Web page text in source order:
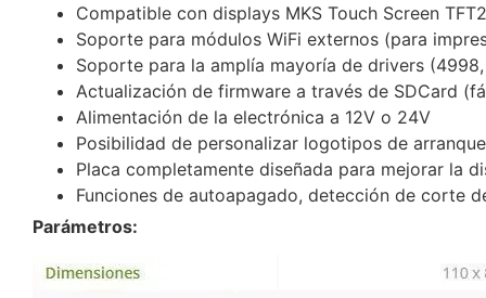
Compatible con displays MKS Touch Screen
Soporte para módulos WiFi externos (para
Soporte para la amplía mayoría de drivers
Actualización de firmware a través de SDCard
Alimentación de la electrónica a 12V o 24V
Posibilidad de personalizar logotipos de
Placa completamente diseñada para mejorar la
Funciones de autoapagado, detección de corte
Parámetros: